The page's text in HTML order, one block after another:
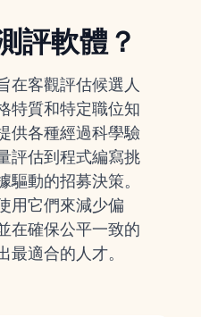
評軟體？
在客觀評估候選人
特質和特定職位知
供各種經過科學驗
評估到程式編寫挑
動的招募決策。
用它們來減少偏
在確保公平一致的
適合的人才。